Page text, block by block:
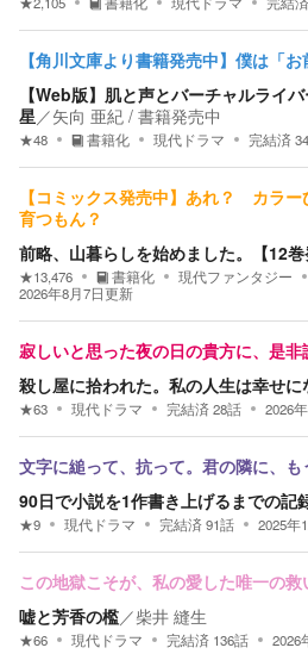
【角川文庫より書籍発売中】僕は「
【Web版】肌と声とバーチャルライ
星／矢向 亜紀 / 書籍発売中
★48 書籍化 現代ドラマ 完結済
【コミックス発売中】あれ？ カラー
育つもん？
前略、山暮らしを始めました。【12巻
★13,476 書籍化 現代ファンタジー
2026年8月7日更新
寂しいと思った夜の日の貴方に、是非
殺し屋に拾われた。私の人生は幸せに
★63 現代ドラマ 完結済28話 2026
文字に縋って、抗って。君の隣に、も
90日で小説を1作書き上げるまでの記
★9 現代ドラマ 完結済91話 2025年
この地獄こそが、私の愛した唯一の
嘘と芳香の檻／柴井 縫生
★66 現代ドラマ 完結済 136話 2026